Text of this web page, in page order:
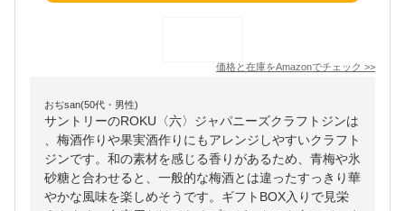
価格と在庫をAmazonでチェック >>
おぢsan(50代・男性)
サントリーのROKU〈六〉ジャパニーズクラフトジンは
、梅酒作りや果実酒作りにもアレンジしやすいクラフト
ジンです。和の素材を感じる香りがあるため、青梅や氷
砂糖と合わせると、一般的な梅酒とは違ったすっきり華
やかな風味を楽しめそうです。ギフトBOX入りで見栄